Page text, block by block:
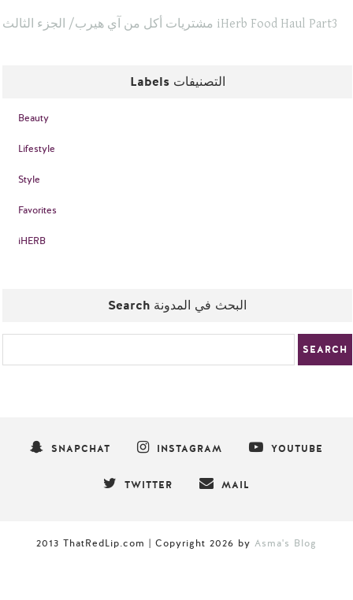
مشتريات أكل من آي هيرب/ الجزء الثالث iHerb Food Haul Part3
Labels التصنيفات
Beauty
Lifestyle
Style
Favorites
iHERB
Search البحث في المدونة
SNAPCHAT INSTAGRAM YOUTUBE
TWITTER MAIL
2013 ThatRedLip.com | Copyright 2026 by Asma's Blog